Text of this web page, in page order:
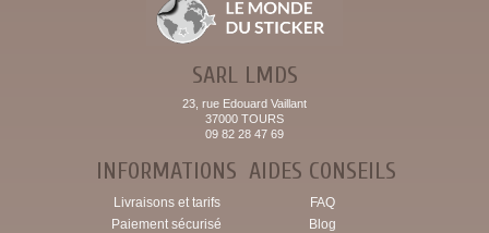
SARL LMDS
23, rue Edouard Vaillant
37000 TOURS
09 82 28 47 69
INFORMATIONS
Livraisons et tarifs
Paiement sécurisé
AIDES CONSEILS
FAQ
Blog